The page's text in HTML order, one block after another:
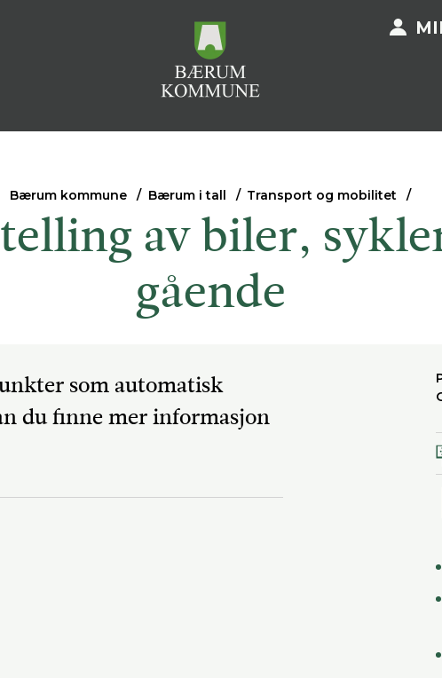
Bærum kommune Bærum i tall Transport og mobilitet
av biler,
gående
som automatisk
du finne mer informasjon